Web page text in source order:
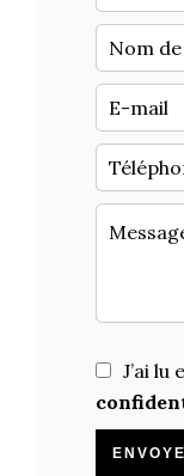
J’ai